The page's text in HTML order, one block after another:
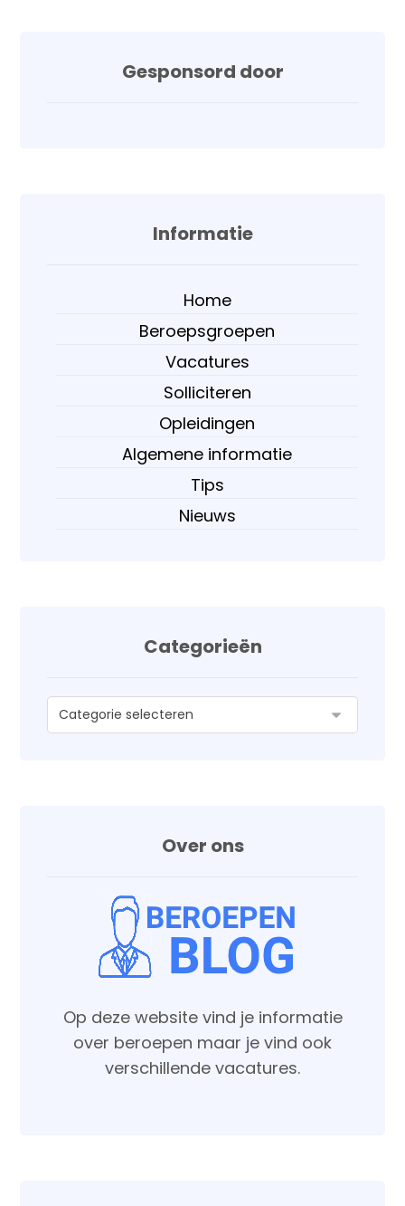
Gesponsord door
Informatie
Home
Beroepsgroepen
Vacatures
Solliciteren
Opleidingen
Algemene informatie
Tips
Nieuws
Categorieën
Over ons
Op deze website vind je informatie
over beroepen maar je vind ook
verschillende vacatures.